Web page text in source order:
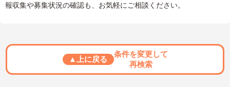
報収集や募集状況の確認も、お気軽にご相談ください。
▲上に戻る
条件を変更して
再検索